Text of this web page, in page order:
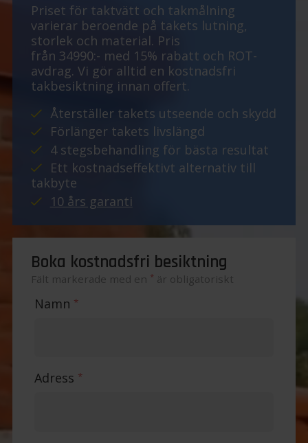
Priset för taktvätt och takmålning
varierar beroende på takets lutning,
storlek och material. Pris
från 34990:- med 15% rabatt och ROT-
avdrag. Vi gör alltid en kostnadsfri
takbesiktning innan offert.
Återställer takets utseende och skydd
Förlänger takets livslängd
4 stegsbehandling för bästa resultat
Ett kostnadseffektivt alternativ till
takbyte
10 års garanti
Boka kostnadsfri besiktning
Fält markerade med en * är obligatoriskt
Namn *
Adress *